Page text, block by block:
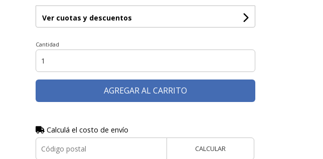
Ver cuotas y descuentos
Cantidad
AGREGAR AL CARRITO
Calculá el costo de envío
CALCULAR